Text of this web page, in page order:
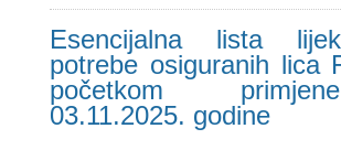
Esencijalna lista
potrebe osiguranih lica
početkom
03.11.2025. godine